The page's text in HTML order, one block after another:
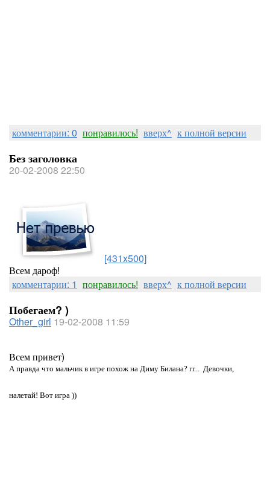
комментарии: 0 понравилось! вверх^ к полной версии
Без заголовка
20-02-2008 22:50
[431x500]
Всем дароф!
комментарии: 1 понравилось! вверх^ к полной версии
Побегаем? )
Other_girl 19-02-2008 11:59
Всем привет)
А правда что мальчик в игре похож на Диму Билана? гг... Девочки,
налетай! Вот игра ))